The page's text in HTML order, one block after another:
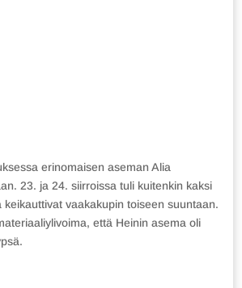
erinomaisen aseman Alia
23. ja 24. siirroissa tuli kuitenkin kaksi
keikauttivat vaakakupin toiseen suuntaan.
että Heinin asema oli